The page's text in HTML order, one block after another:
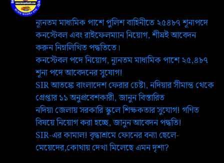
ন্যূনতম মাধ্যমিক পাশে পুলিশ বাহিনীতে ২৫৪৮৭ শূন্যপদে
কনস্টেবল এবং রাইফেলম্যান নিয়োগ, শীঘ্রই আবেদন
করুন নিম্নলিখিত পদ্ধতিতে।
কনস্টেবল পদে নিয়োগ, ন্যূনতম মাধ্যমিক পাশে ২৫,৪৮৭
শূন্য পদে আবেদনের সুযোগ!
SIR আতঙ্কে বাংলাদেশ ফেরার চেষ্টা, নদিয়ার সীমান্ত থেকে
গ্রেপ্তার ১১ অনুপ্রবেশকারী, জানুন বিস্তারিত
নদিয়া জেলায় সরকারি স্কুলে শিক্ষকতার সুযোগ! গণিত
বিষয়ে নিয়োগ করা হচ্ছে, জানুন আবেদন পদ্ধতি!
SIR-এর কামাল! বৃদ্ধাশ্রমে ফোনের বন্যা ছেলে-
মেয়েদের,কোথায় দেখা মিলেছে এমন দৃশ্য?